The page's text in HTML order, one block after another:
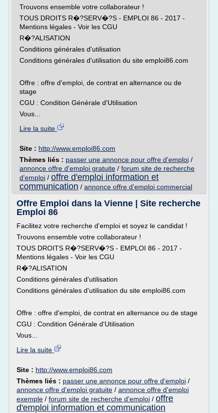
Trouvons ensemble votre collaborateur !
TOUS DROITS R�?SERV�?S - EMPLOI 86 - 2017 -
Mentions légales - Voir les CGU
R�?ALISATION
Conditions générales d'utilisation
Conditions générales d'utilisation du site emploi86.com
Offre : offre d'emploi, de contrat en alternance ou de
stage
CGU : Condition Générale d'Utilisation
Vous...
Lire la suite
Site : http://www.emploi86.com
Thèmes liés : passer une annonce pour offre d'emploi /
annonce offre d'emploi gratuite / forum site de recherche
d'emploi / offre d'emploi information et
communication / annonce offre d'emploi commercial
Offre Emploi dans la Vienne | Site recherche
Emploi 86
Facilitez votre recherche d'emploi et soyez le candidat !
Trouvons ensemble votre collaborateur !
TOUS DROITS R�?SERV�?S - EMPLOI 86 - 2017 -
Mentions légales - Voir les CGU
R�?ALISATION
Conditions générales d'utilisation
Conditions générales d'utilisation du site emploi86.com
Offre : offre d'emploi, de contrat en alternance ou de stage
CGU : Condition Générale d'Utilisation
Vous...
Lire la suite
Site : http://www.emploi86.com
Thèmes liés : passer une annonce pour offre d'emploi /
annonce offre d'emploi gratuite / annonce offre d'emploi
exemple / forum site de recherche d'emploi / offre
d'emploi information et communication